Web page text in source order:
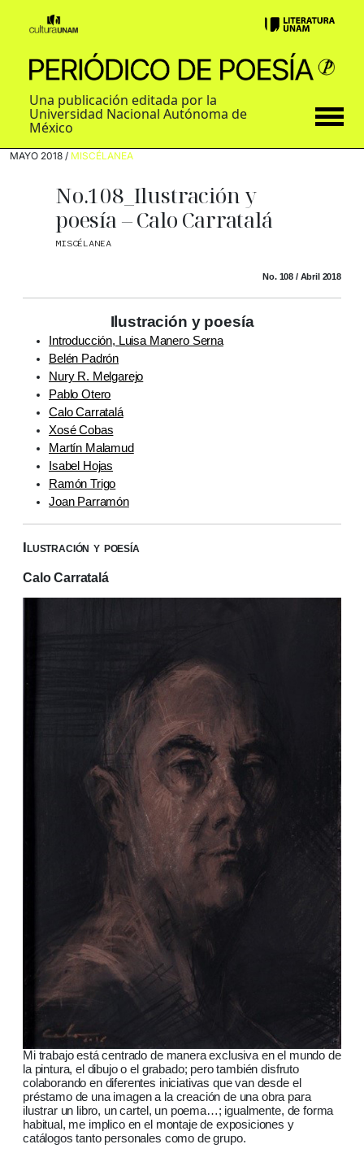
Una publicación editada por la
Universidad Nacional Autónoma de
México
MAYO 2018 / MISCÉLANEA
No.108_Ilustración y
poesía – Calo Carratalá
MISCÉLANEA
No. 108 / Abril 2018
Ilustración y poesía
Introducción, Luisa Manero Serna
Belén Padrón
Nury R. Melgarejo
Pablo Otero
Calo Carratalá
Xosé Cobas
Martín Malamud
Isabel Hojas
Ramón Trigo
Joan Parramón
Ilustración y poesía
Calo Carratalá
Mi trabajo está centrado de manera exclusiva en el mundo de
la pintura, el dibujo o el grabado; pero también disfruto
colaborando en diferentes iniciativas que van desde el
préstamo de una imagen a la creación de una obra para
ilustrar un libro, un cartel, un poema…; igualmente, de forma
habitual, me implico en el montaje de exposiciones y
catálogos tanto personales como de grupo.